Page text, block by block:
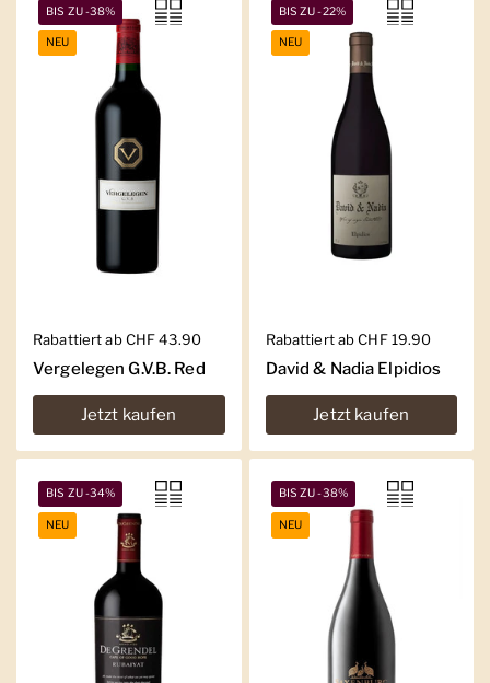
Regulärer Preis
Rabattiert ab CHF 43.90
Vergelegen G.V.B. Red
Jetzt kaufen
BIS ZU -38%
NEU
Regulärer Preis
Rabattiert ab CHF 19.90
David & Nadia Elpidios
Jetzt kaufen
BIS ZU -22%
NEU
BIS ZU -34%
NEU
BIS ZU -38%
NEU